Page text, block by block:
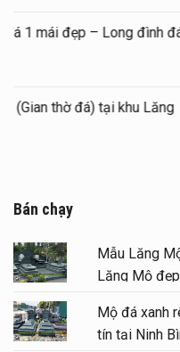
Mẫu Lăng
Mẫu Lầu thờ
Bán chạy
Mẫu Lăng
Lăng Mộ
Mộ đá xanh
tín tại Ninh